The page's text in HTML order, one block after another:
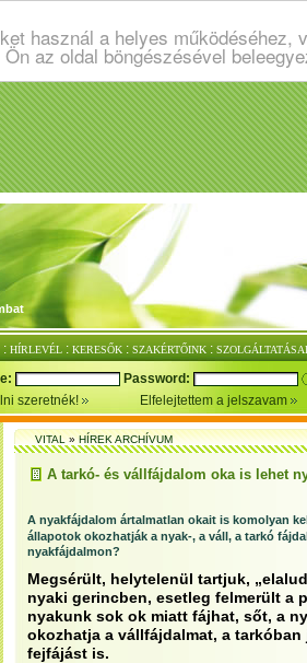
használ a helyes
az oldal böngészésével
: HÍRLEVÉL : KERESŐK : SZAKÉRTŐINK :
Password:
szeretnék!
Elfelejtettem a jelszavam
VITAL»HÍREK ARCHÍVUM
A tarkó- és vállfájdalom oka is lehet
A nyakfájdalom ártalmatlan okait is komolyan
állapotok okozhatják a nyak-, a váll, a tarkó
nyakfájdalmon?
Megsérült, helytelenül tartjuk,
nyaki gerincben, esetleg felmerült a
nyakunk sok ok miatt fájhat, sőt, a
okozhatja a vállfájdalmat, a
fejfájást is.